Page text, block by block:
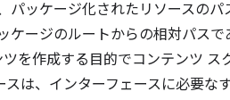
パッケージ化されたリソースの
ケージのルートからの相対パス
を作成する目的でコンテンツ ス
スは、インターフェースに必要な